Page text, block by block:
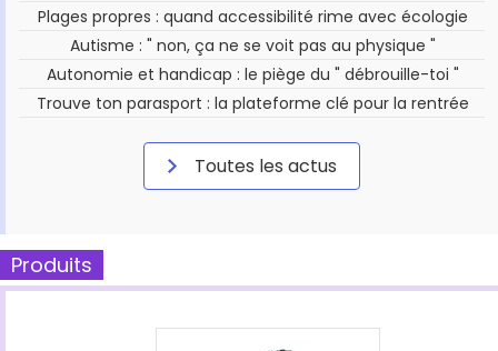
Plages propres : quand accessibilité rime avec écologie
Autisme : " non, ça ne se voit pas au physique "
Autonomie et handicap : le piège du " débrouille-toi "
Trouve ton parasport : la plateforme clé pour la rentrée
Toutes les actus
Produits